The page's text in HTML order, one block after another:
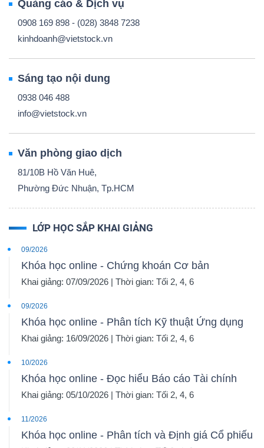
Quảng cáo & Dịch vụ
0908 169 898 - (028) 3848 7238
kinhdoanh@vietstock.vn
Sáng tạo nội dung
0938 046 488
info@vietstock.vn
Văn phòng giao dịch
81/10B Hồ Văn Huê,
Phường Đức Nhuận, Tp.HCM
LỚP HỌC SẮP KHAI GIẢNG
09/2026
Khóa học online - Chứng khoán Cơ bản
Khai giảng: 07/09/2026 | Thời gian: Tối 2, 4, 6
09/2026
Khóa học online - Phân tích Kỹ thuật Ứng dụng
Khai giảng: 16/09/2026 | Thời gian: Tối 2, 4, 6
10/2026
Khóa học online - Đọc hiểu Báo cáo Tài chính
Khai giảng: 05/10/2026 | Thời gian: Tối 2, 4, 6
11/2026
Khóa học online - Phân tích và Định giá Cổ phiếu